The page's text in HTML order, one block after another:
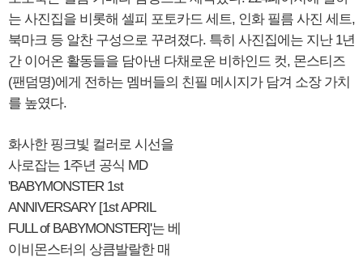
는 사진집을 비롯해 셀피 포토카드 세트, 인화 필름 사진 세트,
북마크 등 알찬 구성으로 꾸려졌다. 특히 사진집에는 지난 1년
간 이어온 활동들을 담아낸 다채로운 비하인드 컷, 몬스티즈
(팬덤명)에게 전하는 멤버들의 친필 메시지가 담겨 소장 가치
를 높였다.
화사한 핑크빛 컬러로 시선을
사로잡는 1주년 공식 MD
'BABYMONSTER 1st
ANNIVERSARY [1st APRIL
FULL of BABYMONSTER]'는 베
이비몬스터의 상큼발랄한 매